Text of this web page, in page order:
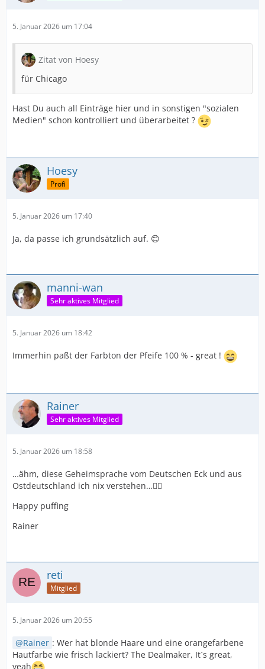
5. Januar 2026 um 17:04
Zitat von Hoesy
für Chicago
Hast Du auch all Einträge hier und in sonstigen "sozialen
Medien" schon kontrolliert und überarbeitet ?
Hoesy
Profi
5. Januar 2026 um 17:40
Ja, da passe ich grundsätzlich auf. 😊
manni-wan
Sehr aktives Mitglied
5. Januar 2026 um 18:42
Immerhin paßt der Farbton der Pfeife 100 % - great !
Rainer
Sehr aktives Mitglied
5. Januar 2026 um 18:58
…ähm, diese Geheimsprache vom Deutschen Eck und aus
Ostdeutschland ich nix verstehen…🤷‍♂️
Happy puffing
Rainer
reti
Mitglied
5. Januar 2026 um 20:55
Rainer : Wer hat blonde Haare und eine orangefarbene
Hautfarbe wie frisch lackiert? The Dealmaker, It`s great,
yeah